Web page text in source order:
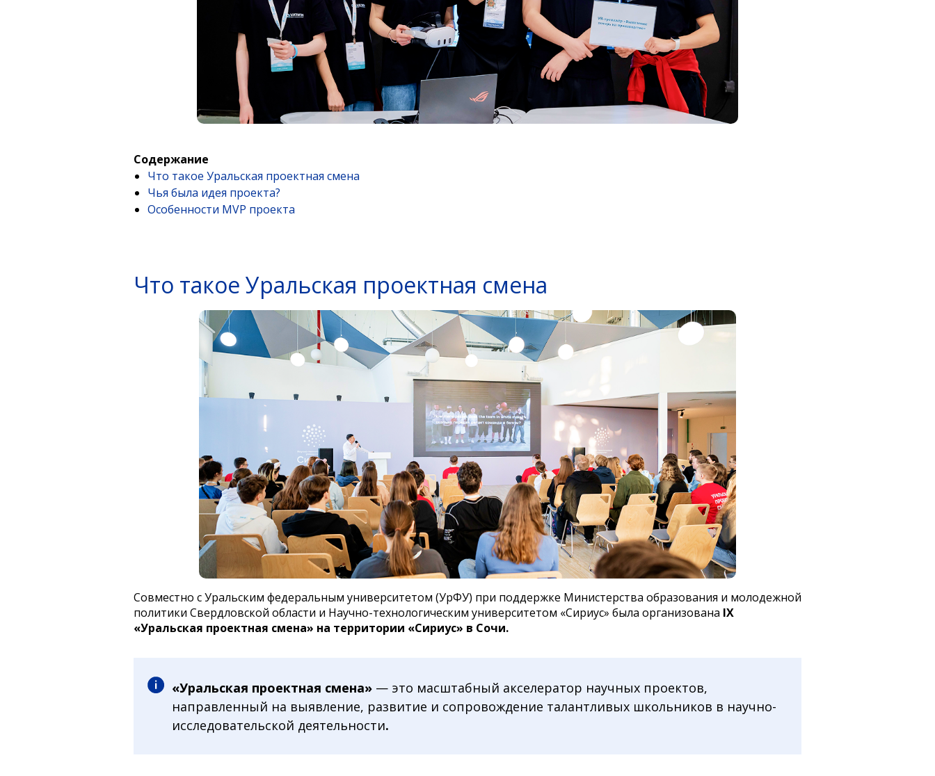
Содержание
Что такое Уральская проектная смена
Чья была идея проекта?
Особенности MVP проекта
Что такое Уральская проектная смена
Совместно с Уральским федеральным университетом (УрФУ) при поддержке Министерства образования и молодежной
политики Свердловской области и Научно-технологическим университетом «Сириус» была организована IX
«Уральская проектная смена» на территории «Сириус» в Сочи.
«Уральская проектная смена» — это масштабный акселератор научных проектов,
направленный на выявление, развитие и сопровождение талантливых школьников в научно-
исследовательской деятельности.